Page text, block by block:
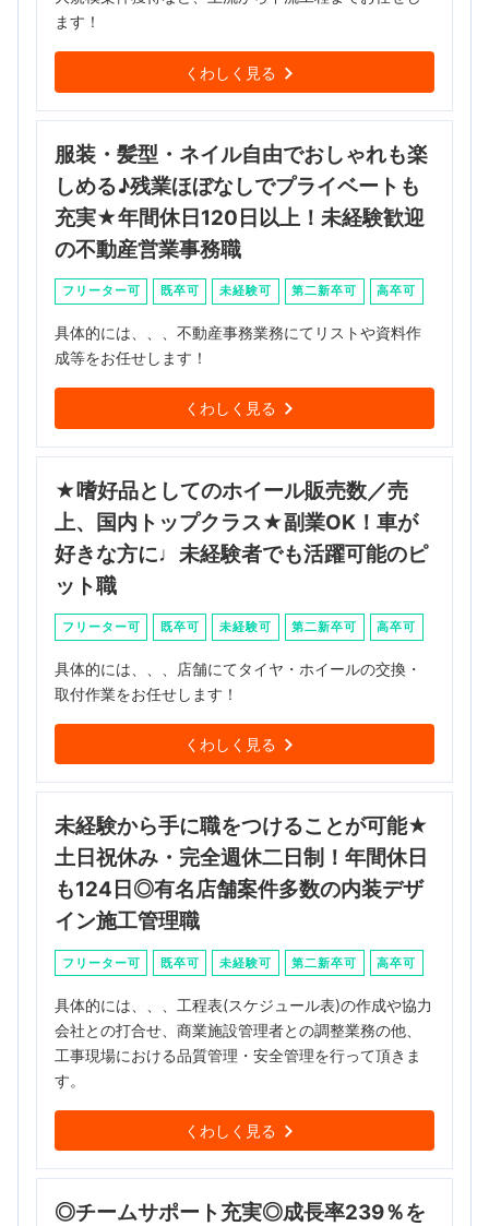
ます！
くわしく見る
服装・髪型・ネイル自由でおしゃれも楽
しめる♪残業ほぼなしでプライベートも
充実★年間休日120日以上！未経験歓迎
の不動産営業事務職
フリーター可 既卒可 未経験可 第二新卒可 高卒可
具体的には、、、不動産事務業務にてリストや資料作
成等をお任せします！
くわしく見る
★嗜好品としてのホイール販売数／売
上、国内トップクラス★副業OK！車が
好きな方に♩未経験者でも活躍可能のピ
ット職
フリーター可 既卒可 未経験可 第二新卒可 高卒可
具体的には、、、店舗にてタイヤ・ホイールの交換・
取付作業をお任せします！
くわしく見る
未経験から手に職をつけることが可能★
土日祝休み・完全週休二日制！年間休日
も124日◎有名店舗案件多数の内装デザ
イン施工管理職
フリーター可 既卒可 未経験可 第二新卒可 高卒可
具体的には、、、工程表(スケジュール表)の作成や協力
会社との打合せ、商業施設管理者との調整業務の他、
工事現場における品質管理・安全管理を行って頂きま
す。
くわしく見る
◎チームサポート充実◎成長率239％を